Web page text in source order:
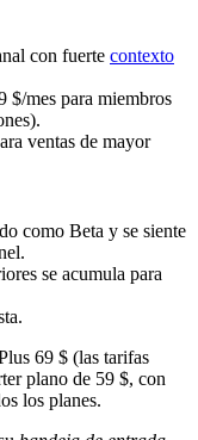
con fuerte contexto
$/mes para miembros
ventas de mayor
como Beta y se siente
se acumula para
69 $ (las tarifas
plano de 59 $, con
los planes.